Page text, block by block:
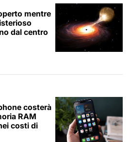
mentre
dal centro
costerà
RAM
costi di